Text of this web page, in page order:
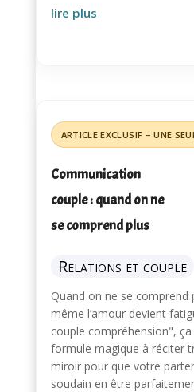
lire plus
Communication
couple : quand on ne
se comprend plus
Relations et couple
Quand on ne se comprend
même l’amour devient
couple compréhension",
formule magique à réciter
miroir pour que votre
soudain en être